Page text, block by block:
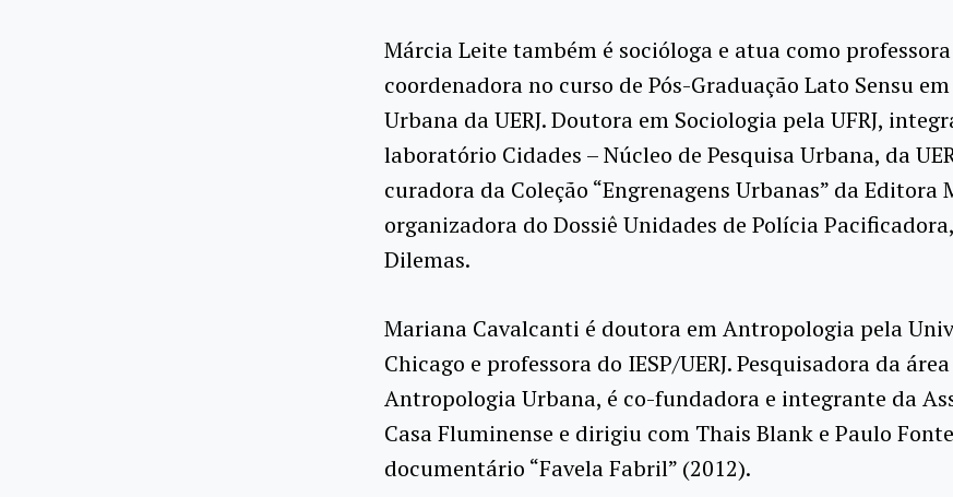
Márcia Leite também é socióloga e atua como professora
coordenadora no curso de Pós-Graduação Lato Sensu
Urbana da UERJ. Doutora em Sociologia pela UFRJ,
laboratório Cidades – Núcleo de Pesquisa Urbana, da
curadora da Coleção “Engrenagens Urbanas” da Editora
organizadora do Dossiê Unidades de Polícia
Dilemas.
Mariana Cavalcanti é doutora em Antropologia pela
Chicago e professora do IESP/UERJ. Pesquisadora da
Antropologia Urbana, é co-fundadora e integrante da
Casa Fluminense e dirigiu com Thais Blank e Paulo
documentário “Favela Fabril” (2012).